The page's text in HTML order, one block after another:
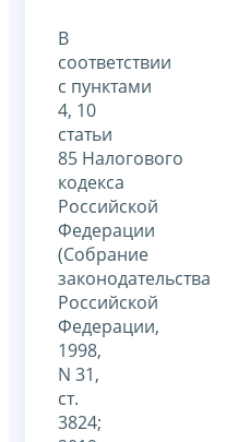
В
соответствии
с пунктами
4, 10
статьи
85 Налогового
кодекса
Российской
Федерации
(Собрание
законодательства
Российской
Федерации,
1998,
N 31,
ст.
3824;